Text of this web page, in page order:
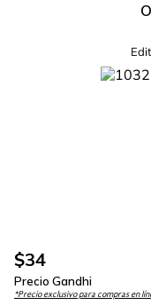
$34
Precio Gandhi
*Precio exclusivo para compras en